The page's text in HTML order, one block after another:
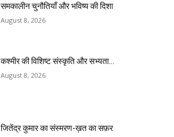
समकालीन चुनौतियाँ और भविष्य की दिशा
August 8, 2026
कश्मीर की विशिष्ट संस्कृति और सभ्यता…
August 8, 2026
जितेंद्र कुमार का संस्मरण-ख़त का सफ़र